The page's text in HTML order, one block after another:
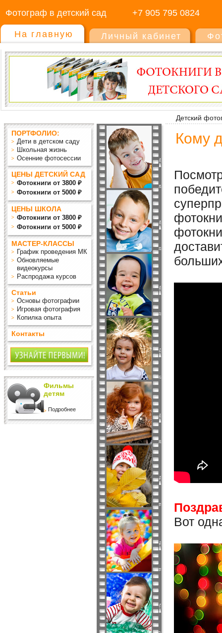
Фотограф в детский сад +7 905 795 0824
На главную Личный кабинет
Детский
ПОРТФОЛИО:
Дети в детском саду
Школьная жизнь
Осенние фотосессии
ЦЕНЫ ДЕТСКИЙ САД
Фотокниги от 3800 ₽
Фотокниги от 5000 ₽
ЦЕНЫ ШКОЛА
Фотокниги от 3800 ₽
Фотокниги от 5000 ₽
МАСТЕР-КЛАССЫ
График проведения МК
Обновляемые
видеокурсы
Распродажа курсов
Статьи
Основы фотографии
Игровая фотография
Копилка опыта
Контакты
Фильмы
детям
Подробнее
Кому
Вот